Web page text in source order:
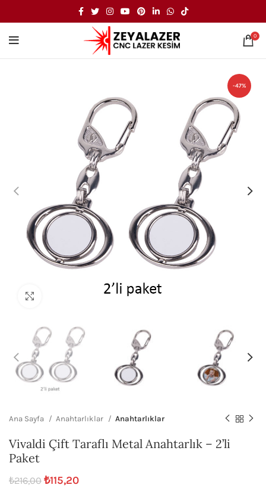
0
-47%
Büyütmek için tıklayın
Ana Sayfa Anahtarlıklar Anahtarlıklar
Vivaldi Çift Taraflı Metal Anahtarlık – 2’li
Paket
₺216,00 ₺115,20